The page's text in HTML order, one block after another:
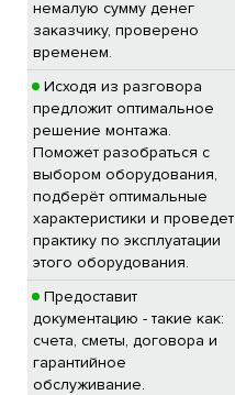
немалую сумму денег
заказчику, проверено
временем.
Исходя из разговора
предложит оптимальное
решение монтажа.
Поможет разобраться с
выбором оборудования,
подберёт оптимальные
характеристики и проведет
практику по эксплуатации
этого оборудования.
Предоставит
документацию - такие как:
счета, сметы, договора и
гарантийное
обслуживание.